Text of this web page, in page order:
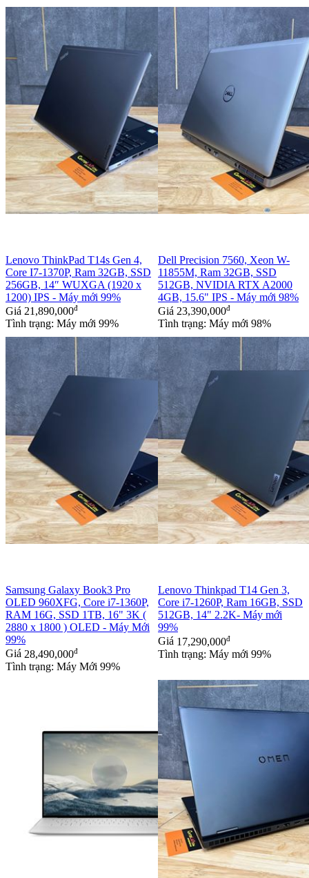
Lenovo ThinkPad T14s Gen 4,
Core I7-1370P, Ram 32GB, SSD
256GB, 14″ WUXGA (1920 x
1200) IPS - Máy mới 99%
Giá 21,890,000đ
Tình trạng: Máy mới 99%
Dell Precision 7560, Xeon W-
11855M, Ram 32GB, SSD
512GB, NVIDIA RTX A2000
4GB, 15.6" IPS - Máy mới 98%
Giá 23,390,000đ
Tình trạng: Máy mới 98%
Samsung Galaxy Book3 Pro
OLED 960XFG, Core i7-1360P,
RAM 16G, SSD 1TB, 16" 3K (
2880 x 1800 ) OLED - Máy Mới
99%
Giá 28,490,000đ
Tình trạng: Máy Mới 99%
Lenovo Thinkpad T14 Gen 3,
Core i7-1260P, Ram 16GB, SSD
512GB, 14" 2.2K- Máy mới
99%
Giá 17,290,000đ
Tình trạng: Máy mới 99%